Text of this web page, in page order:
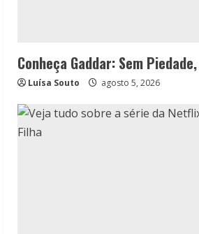
Conheça Gaddar: Sem
Luísa Souto agosto 5, 2026